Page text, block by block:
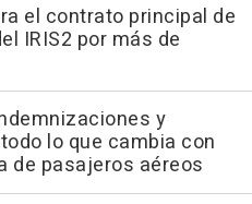
el contrato principal de
IRIS2 por más de
y
lo que cambia con
de pasajeros aéreos